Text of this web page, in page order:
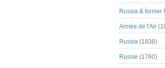
Russia & former
Armée de l'Air
Russia (1838)
Russie (1760)